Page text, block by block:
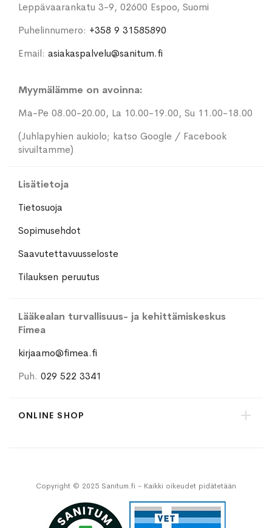
Leppävaarankatu 3-9, 02600 Espoo, Suomi
Puhelinnumero: +358 9 31585890
Email: asiakaspalvelu@sanitum.fi
Myymälämme on avoinna:
Ma-Pe 08.00-20.00, La 10.00-19.00, Su 11.00-18.00
(Juhlapyhien aukiolo; katso Google / Facebook
sivuiltamme)
Lisätietoja
Tietosuoja
Sopimusehdot
Saavutettavuusseloste
Tilauksen peruutus
Lääkealan turvallisuus- ja kehittämiskeskus
Fimea
kirjaamo@fimea.fi
Puh. 029 522 3341
ONLINE SHOP
Copyright © 2025 Sanitum.fi - Kaikki oikeudet pidätetään